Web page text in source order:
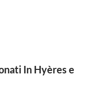
In Hyères e